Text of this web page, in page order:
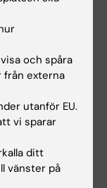
prov.
som
till
inte deltagit
behov av
fatta
föreskrifter
och spåra
från externa
utanför EU.
vi sparar
ditt
vänster på